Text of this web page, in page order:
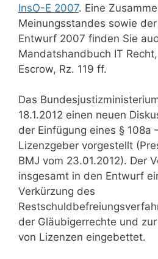
InsO-E 2007. Eine
Meinungsstandes sowie
Entwurf 2007 finden Sie
Mandatshandbuch IT
Escrow, Rz. 119 ff.
Das
18.1.2012 einen neuen
der Einfügung eines § 108a
Lizenzgeber vorgestellt
BMJ vom 23.01.2012). Der
insgesamt in den Entwurf
Verkürzung des
der Gläubigerrechte und
von Lizenzen eingebettet.